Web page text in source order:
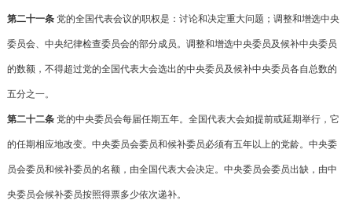
第二十一条 党的全国代表会议的职权是：讨论和决定重大问题；调整和增选中央
委员会、中央纪律检查委员会的部分成员。调整和增选中央委员及候补中央委员
的数额，不得超过党的全国代表大会选出的中央委员及候补中央委员各自总数的
五分之一。
第二十二条 党的中央委员会每届任期五年。全国代表大会如提前或延期举行，它
的任期相应地改变。中央委员会委员和候补委员必须有五年以上的党龄。中央委
员会委员和候补委员的名额，由全国代表大会决定。中央委员会委员出缺，由中
央委员会候补委员按照得票多少依次递补。